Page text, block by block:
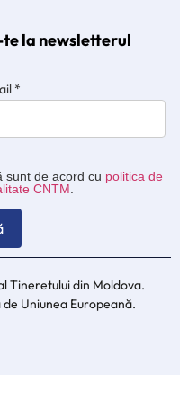
la newsletterul
*
sunt de acord cu politica de
CNTM
Tineretului din Moldova.
Uniunea Europeană.